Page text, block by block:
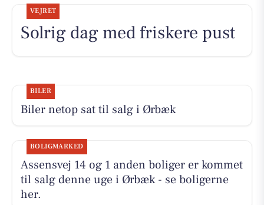
VEJRET
Solrig dag med friskere pust
BILER
Biler netop sat til salg i Ørbæk
BOLIGMARKED
Assensvej 14 og 1 anden boliger er kommet
til salg denne uge i Ørbæk - se boligerne
her.